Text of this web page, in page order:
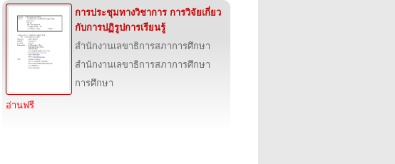
การประชุมทางวิชาการ การวิจัยเกี่ยว
กับการปฏิรูปการเรียนรู้
สำนักงานเลขาธิการสภาการศึกษา
สำนักงานเลขาธิการสภาการศึกษา
การศึกษา
อ่านฟรี